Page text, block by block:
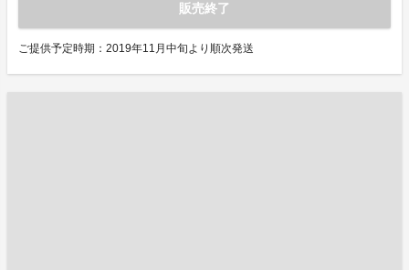
販売終了
ご提供予定時期：2019年11月中旬より順次発送